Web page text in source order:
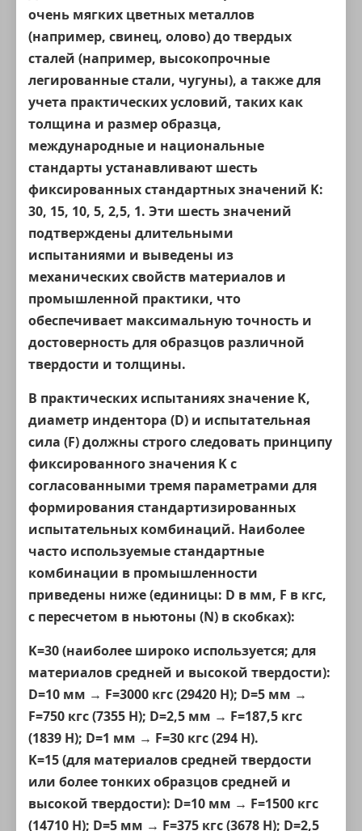
очень мягких цветных металлов
(например, свинец, олово) до твердых
сталей (например, высокопрочные
легированные стали, чугуны), а также для
учета практических условий, таких как
толщина и размер образца,
международные и национальные
стандарты устанавливают шесть
фиксированныхстандартных значений K:
30, 15, 10, 5, 2,5, 1. Эти шесть значений
подтверждены длительными
испытаниями и выведены из
механических свойств материалов и
промышленной практики, что
обеспечивает максимальную точность и
достоверность для образцов различной
твердости и толщины.
В практических испытаниях значение K,
диаметр индентора (D) и испытательная
сила (F) должны строго следовать принципу
фиксированного значения K с
согласованными тремя параметрами для
формирования стандартизированных
испытательных комбинаций. Наиболее
часто используемые стандартные
комбинации в промышленности
приведены ниже (единицы: D в мм, F в кгс,
с пересчетом в ньютоны (N) в скобках):
K=30 (наиболее широко используется; для
материалов средней и высокой твердости):
D=10 мм → F=3000 кгс (29420 Н); D=5 мм →
F=750 кгс (7355 Н); D=2,5 мм → F=187,5 кгс
(1839 Н); D=1 мм → F=30 кгс (294 Н).
K=15 (для материалов средней твердости
или более тонких образцов средней и
высокой твердости): D=10 мм → F=1500 кгс
(14710 Н); D=5 мм → F=375 кгс (3678 Н); D=2,5